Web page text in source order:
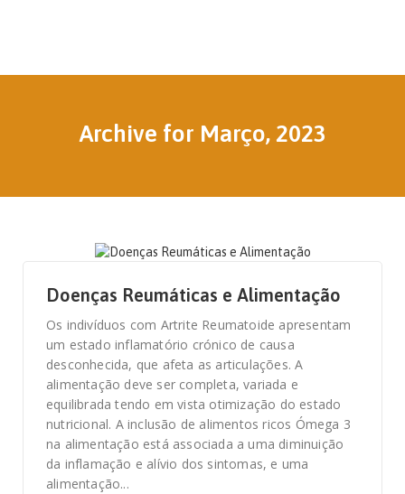
Archive for Março, 2023
Doenças Reumáticas e Alimentação
Os indivíduos com Artrite Reumatoide apresentam
um estado inflamatório crónico de causa
desconhecida, que afeta as articulações. A
alimentação deve ser completa, variada e
equilibrada tendo em vista otimização do estado
nutricional. A inclusão de alimentos ricos Ómega 3
na alimentação está associada a uma diminuição
da inflamação e alívio dos sintomas, e uma
alimentação...